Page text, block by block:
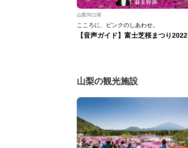
山梨河口湖
こころに、ピンクのしあわせ。
【音声ガイド】富士芝桜まつり2022
山梨の観光施設